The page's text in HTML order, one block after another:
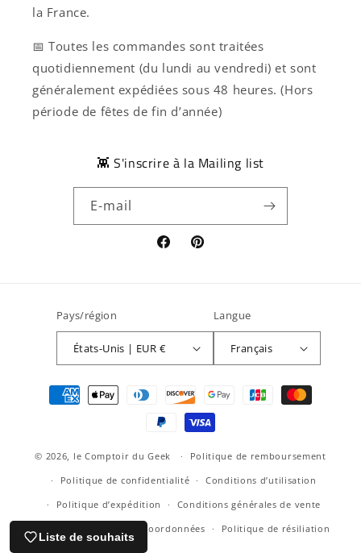
la France.
📅 Toutes les commandes sont traitées
quotidiennement (du lundi au vendredi) et sont
généralement expédiées sous 48 heures. (Hors
période de fêtes de fin d’année)
👾 S'inscrire à la Mailing list
E-mail
FacebookPinterest
Pays/région
États-Unis | EUR €
Langue
Français
Moyens
© 2026, le Comptoir du Geek
Politique de remboursement
Politique de confidentialité
Conditions d’utilisation
Politique d’expédition
Conditions générales de vente
Coordonnées Politique de résiliation
Liste de souhaits